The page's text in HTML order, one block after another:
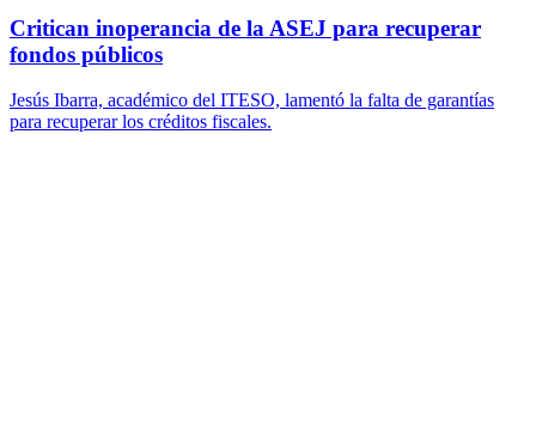
Critican inoperancia de la ASEJ para recuperar
fondos públicos
Jesús Ibarra, académico del ITESO, lamentó la falta de garantías
para recuperar los créditos fiscales.